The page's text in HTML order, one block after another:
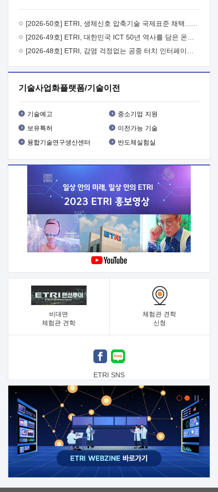
공정(FET / SBD 등 )유기물 반도체 소재 및 소자 설계, 합성 및
제작바이오센서 설계/제작토양/수질/가스 센서 설계/
제작광소자응용B광 센서 및 응용 시스템시스템 제어 및 데이터
처리FPGA 제어, VHDL 프로그램 개발Labview, Python, C
임2) 대상인력 B 상세이력 3. 신청방법 및 향후일정 등 
제출  문 의 처: ETRI사업화본부 기업성장지원부
현장지원 신청서 (기업)
기술사업화플랫폼/기술이전
기술예고
중소기업 지원
보유특허
이전가능 기술
융합기술연구생산센터
반도체실험실
비대면
체험관 견학
체험관 견학
신청
ETRI SNS